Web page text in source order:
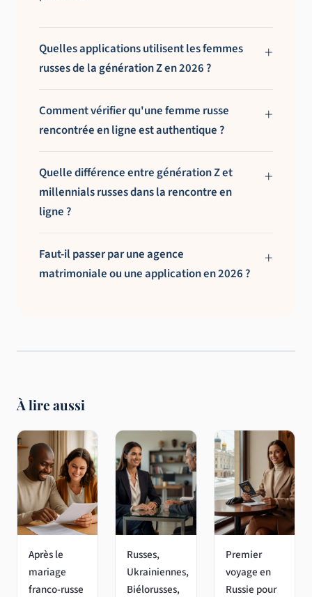
Quelles applications utilisent les femmes
russes de la génération Z en 2026 ?
Comment vérifier qu'une femme russe
rencontrée en ligne est authentique ?
Quelle différence entre génération Z et
millennials russes dans la rencontre en
ligne ?
Faut-il passer par une agence
matrimoniale ou une application en 2026 ?
À lire aussi
Après le
mariage
franco-russe
Russes,
Ukrainiennes,
Biélorusses,
Premier
voyage en
Russie pour